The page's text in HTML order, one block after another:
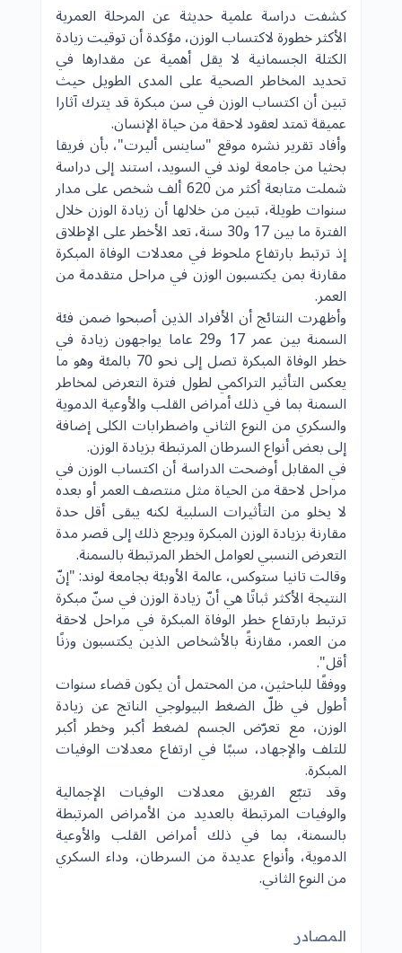
كشفت دراسة علمية حديثة عن المرحلة العمرية
الأكثر خطورة لاكتساب الوزن، مؤكدة أن توقيت زيادة
الكتلة الجسمانية لا يقل أهمية عن مقدارها في
تحديد المخاطر الصحية على المدى الطويل حيث
تبين أن اكتساب الوزن في سن مبكرة قد يترك آثارا
عميقة تمتد لعقود لاحقة من حياة الإنسان.
وأفاد تقرير نشره موقع "ساينس أليرت"، بأن فريقا
بحثيا من جامعة لوند في السويد، استند إلى دراسة
شملت متابعة أكثر من 620 ألف شخص على مدار
سنوات طويلة، تبين من خلالها أن زيادة الوزن خلال
الفترة ما بين 17 و30 سنة، تعد الأخطر على الإطلاق
إذ ترتبط بارتفاع ملحوظ في معدلات الوفاة المبكرة
مقارنة بمن يكتسبون الوزن في مراحل متقدمة من
العمر.
وأظهرت النتائج أن الأفراد الذين أصبحوا ضمن فئة
السمنة بين عمر 17 و29 عاما يواجهون زيادة في
خطر الوفاة المبكرة تصل إلى نحو 70 بالمئة وهو ما
يعكس التأثير التراكمي لطول فترة التعرض لمخاطر
السمنة بما في ذلك أمراض القلب والأوعية الدموية
والسكري من النوع الثاني واضطرابات الكلى إضافة
إلى بعض أنواع السرطان المرتبطة بزيادة الوزن.
في المقابل أوضحت الدراسة أن اكتساب الوزن في
مراحل لاحقة من الحياة مثل منتصف العمر أو بعده
لا يخلو من التأثيرات السلبية لكنه يبقى أقل حدة
مقارنة بزيادة الوزن المبكرة ويرجع ذلك إلى قصر مدة
التعرض النسبي لعوامل الخطر المرتبطة بالسمنة.
وقالت تانيا ستوكس، عالمة الأوبئة بجامعة لوند: "إنّ
النتيجة الأكثر ثباتًا هي أنّ زيادة الوزن في سنّ مبكرة
ترتبط بارتفاع خطر الوفاة المبكرة في مراحل لاحقة
من العمر، مقارنةً بالأشخاص الذين يكتسبون وزنًا
أقل".
ووفقًا للباحثين، من المحتمل أن يكون قضاء سنوات
أطول في ظلّ الضغط البيولوجي الناتج عن زيادة
الوزن، مع تعرّض الجسم لضغط أكبر وخطر أكبر
للتلف والإجهاد، سببًا في ارتفاع معدلات الوفيات
المبكرة.
وقد تتبّع الفريق معدلات الوفيات الإجمالية
والوفيات المرتبطة بالعديد من الأمراض المرتبطة
بالسمنة، بما في ذلك أمراض القلب والأوعية
الدموية، وأنواع عديدة من السرطان، وداء السكري
من النوع الثاني.
المصادر